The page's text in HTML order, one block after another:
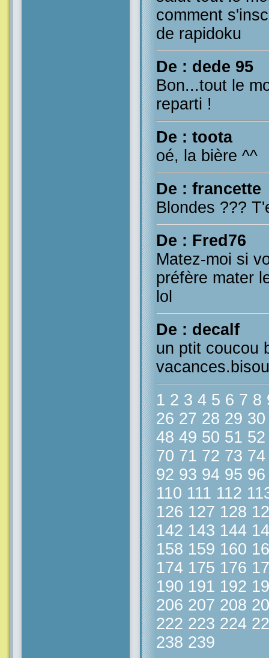
comment
de rapidoku
De : dede 95
Bon...tout le
reparti !
De : toota
oé, la bière ^^
De : francette
Blondes ???
De : Fred76
Matez-moi si
préfère mater
lol
De : decalf
un ptit coucou
1 2 3 4 5 6 7 8
26 27 28 29 30
48 49 50 51 52
70 71 72 73 74
92 93 94 95 96
110 111 112
126 127 128
142 143 144
158 159 160
174 175 176
190 191 192
206 207 208
222 223 224
238 239